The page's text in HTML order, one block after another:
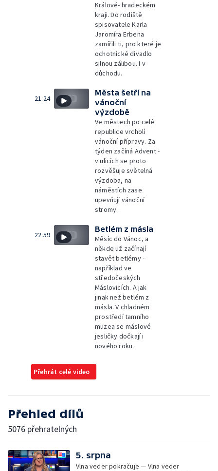
Králové- hradeckém
kraji. Do rodiště
spisovatele Karla
Jaromíra Erbena
zamířili ti, pro které je
ochotnické divadlo
silnou zálibou. I v
důchodu.
21:24
Města šetří na
vánoční
výzdobě
Ve městech po celé
republice vrcholí
vánoční přípravy. Za
týden začíná Advent -
v ulicích se proto
rozvěšuje světelná
výzdoba, na
náměstích zase
upevňují vánoční
stromy.
22:59
Betlém z másla
Měsíc do Vánoc, a
někde už začínají
stavět betlémy -
například ve
středočeských
Máslovicích. A jak
jinak než betlém z
másla. V chladném
prostředí tamního
muzea se máslové
jesličky dočkají i
nového roku.
Přehrát celé video
Přehled dílů
5076 přehratelných
5. srpna
Vlna veder pokračuje — Vlna veder